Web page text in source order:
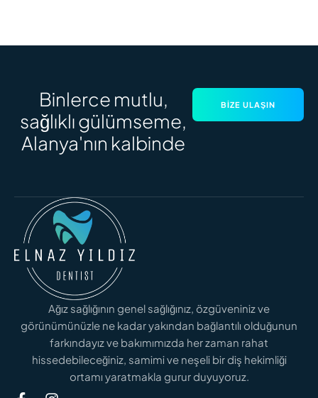
Binlerce mutlu,
sağlıklı gülümseme,
Alanya'nın kalbinde
BIZE ULAŞIN
Ağız sağlığının genel sağlığınız, özgüveniniz ve
görünümünüzle ne kadar yakından bağlantılı olduğunun
farkındayız ve bakımımızda her zaman rahat
hissedebileceğiniz, samimi ve neşeli bir diş hekimliği
ortamı yaratmakla gurur duyuyoruz.